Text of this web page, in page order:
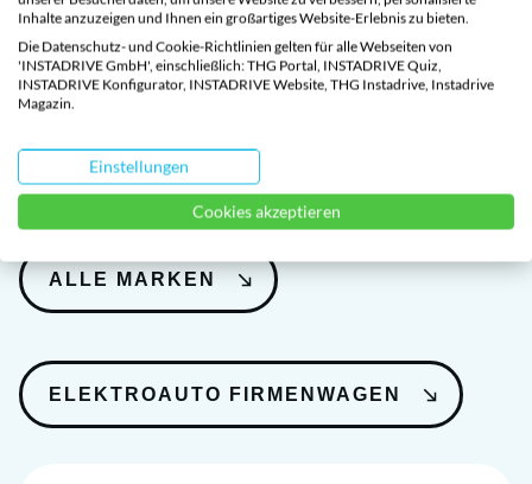
Marken
Beliebte Elektro
Marken
ALLE MARKEN
ELEKTROAUTO FIRMENWAGEN
Inhalte anzuzeigen und Ihnen ein großartiges Website-Erlebnis zu bieten.
Die Datenschutz- und Cookie-Richtlinien gelten für alle Webseiten von
'INSTADRIVE GmbH', einschließlich: THG Portal, INSTADRIVE Quiz,
INSTADRIVE Konfigurator, INSTADRIVE Website, THG Instadrive, Instadrive
Magazin.
Einstellungen
Cookies akzeptieren